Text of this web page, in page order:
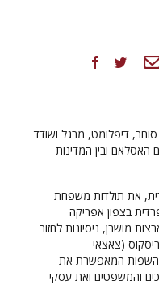
ספרדי, היה סוחר, דיפלומט, מרגל ושודד
האסלאם ובין המדינות
את תולדות משפחת
בצפון אפריקה
מושבן, ניסיונות לחזור
(צאצאי
ממנה בשנים 1614-1609), את ידיעת השפות המאפשרת את
והמשפטים ואת עסקי